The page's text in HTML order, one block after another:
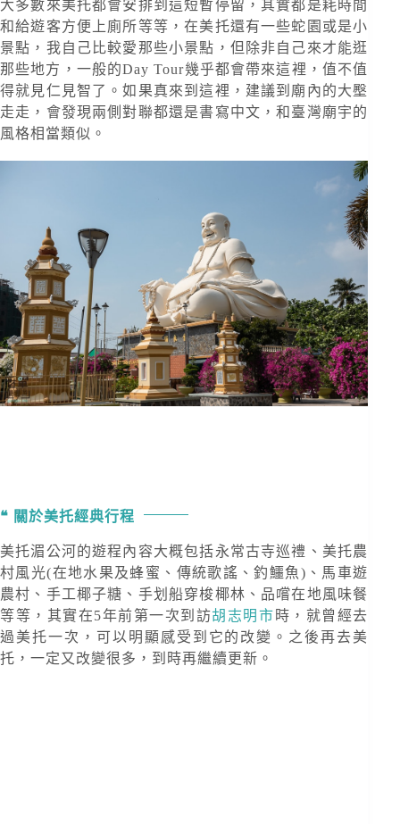
大多數來美托都會安排到這短暫停留，其實都是耗時間
和給遊客方便上廁所等等，在美托還有一些蛇園或是小
景點，我自己比較愛那些小景點，但除非自己來才能逛
那些地方，一般的Day Tour幾乎都會帶來這裡，值不值
得就見仁見智了。如果真來到這裡，建議到廟內的大壂
走走，會發現兩側對聯都還是書寫中文，和臺灣廟宇的
風格相當類似。
關於美托經典行程
美托湄公河的遊程內容大概包括永常古寺巡禮、美托農
村風光(在地水果及蜂蜜、傳統歌謠、釣鱷魚)、馬車遊
農村、手工椰子糖、手划船穿梭椰林、品嚐在地風味餐
等等，其實在5年前第一次到訪胡志明市 時，就曾經去
過美托一次，可以明顯感受到它的改變。之後再去美
托，一定又改變很多，到時再繼續更新。